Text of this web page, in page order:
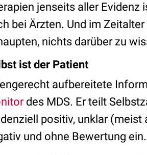
jenseits aller Evidenz
bei Ärzten. Und im
nichts darüber zu
ist der Patient
aufbereitete
des MDS. Er teilt
positiv, unklar (meist
und ohne Bewertung ein.